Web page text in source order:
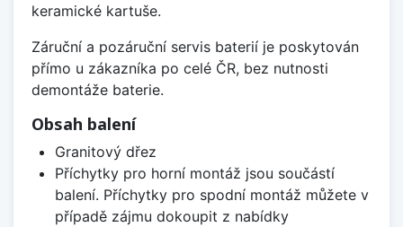
keramické kartuše.
Záruční a pozáruční servis baterií je poskytován
přímo u zákazníka po celé ČR, bez nutnosti
demontáže baterie.
Obsah balení
Granitový dřez
Příchytky pro horní montáž jsou součástí
balení. Příchytky pro spodní montáž můžete v
případě zájmu dokoupit z nabídky